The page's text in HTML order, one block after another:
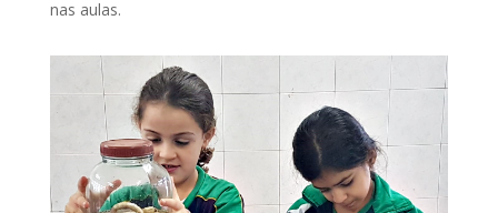
nas aulas.